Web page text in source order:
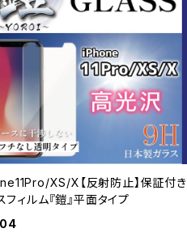
XS/X【反射防止】保証付き
フィルム『鎧』平面タイプ